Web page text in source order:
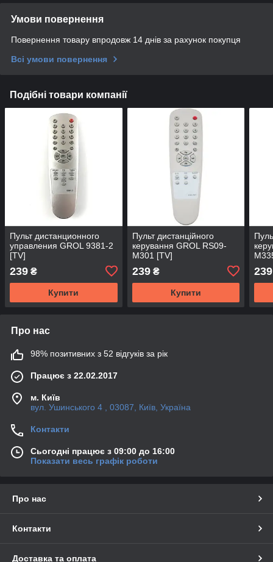
Умови повернення
Повернення товару впродовж 14 днів за рахунок покупця
Всі умови повернення
Подібні товари компанії
Пульт дистанционного
управления GROL 9381-2
[TV]
239 ₴
Купити
Пульт дистанційного
керування GROL RS09-
M301 [TV]
239₴
Купити
239
Про нас
98% позитивних з 52 відгуків за рік
Працює з 22.02.2017
м. Київ
вул. Ушинського 4 , 03087, Київ, Україна
Контакти
Сьогодні працює з 09:00 до 16:00
Показати весь графік роботи
Про нас
Контакти
Доставка та оплата